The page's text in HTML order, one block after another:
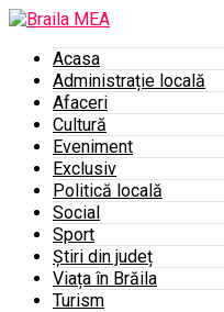
Acasa
Administrație locală
Afaceri
Cultură
Eveniment
Exclusiv
Politică locală
Social
Sport
Știri din județ
Viața în Brăila
Turism